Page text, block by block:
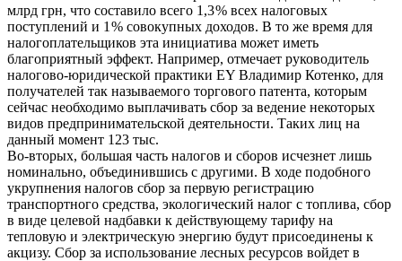
млрд грн, что составило всего 1,3 % всех налоговых
поступлений и 1 % совокупных доходов. В то же время для
налогоплательщиков эта инициатива может иметь
благоприятный эффект. Например, отмечает руководитель
налогово-юридической практики EY Владимир Котенко, для
получателей так называемого торгового патента, которым
сейчас необходимо выплачивать сбор за ведение некоторых
видов предпринимательской деятельности. Таких лиц на
данный момент 123 тыс.
Во-вторых, большая часть налогов и сборов исчезнет лишь
номинально, объединившись с другими. В ходе подобного
укрупнения налогов сбор за первую регистрацию
транспортного средства, экологический налог с топлива, сбор
в виде целевой надбавки к действующему тарифу на
тепловую и электрическую энергию будут присоединены к
акцизу. Сбор за использование лесных ресурсов войдет в